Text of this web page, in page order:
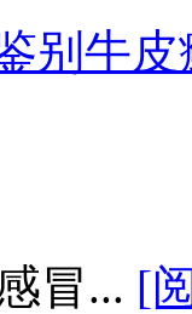
别牛
冒... [